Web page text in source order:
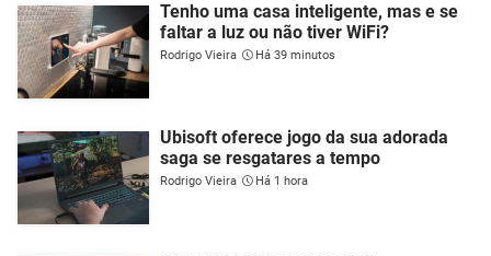
Tenho uma casa inteligente, mas e se
faltar a luz ou não tiver WiFi?
Rodrigo Vieira Há 39 minutos
Ubisoft oferece jogo da sua adorada
saga se resgatares a tempo
Rodrigo Vieira Há 1 hora